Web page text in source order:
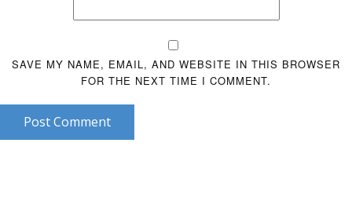
SAVE MY NAME, EMAIL, AND WEBSITE IN THIS BROWSER
FOR THE NEXT TIME I COMMENT.
Post Comment